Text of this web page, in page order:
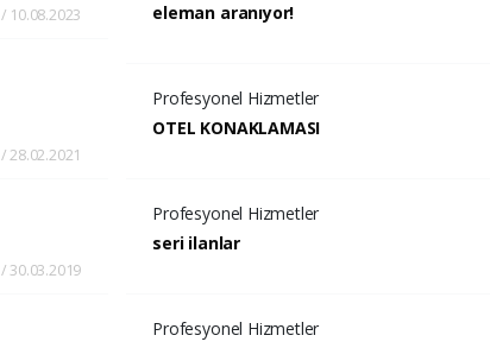
/ 10.08.2023
eleman aranıyor!
/ 28.02.2021
Profesyonel Hizmetler
OTEL KONAKLAMASI
/ 30.03.2019
Profesyonel Hizmetler
seri ilanlar
Profesyonel Hizmetler